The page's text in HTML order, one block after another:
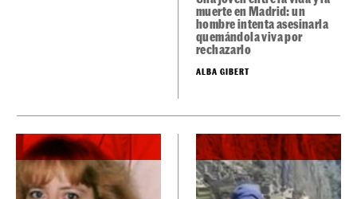
Una joven entre la vida y la
muerte en Madrid: un
hombre intenta asesinarla
rechazarlo